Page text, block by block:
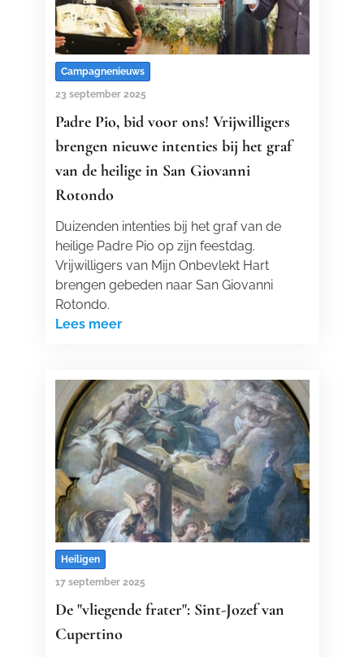
Campagnenieuws
23 september 2025
Padre Pio, bid voor ons! Vrijwilligers
brengen nieuwe intenties bij het graf
van de heilige in San Giovanni
Rotondo
Duizenden intenties bij het graf van de
heilige Padre Pio op zijn feestdag.
Vrijwilligers van Mijn Onbevlekt Hart
brengen gebeden naar San Giovanni
Rotondo.
Lees meer
Heiligen
17 september 2025
De "vliegende frater": Sint-Jozef van
Cupertino